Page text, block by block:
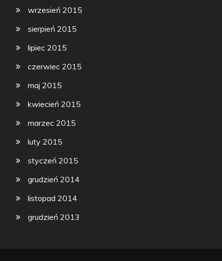
wrzesień 2015
sierpień 2015
lipiec 2015
czerwiec 2015
maj 2015
kwiecień 2015
marzec 2015
luty 2015
styczeń 2015
grudzień 2014
listopad 2014
grudzień 2013